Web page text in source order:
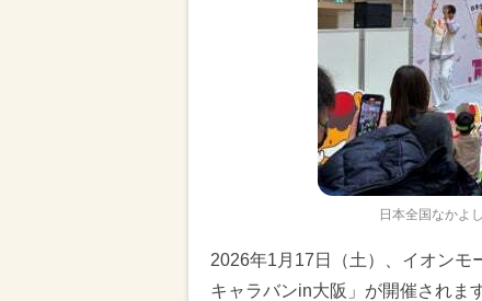
日本全国なかよ
2026年1月17日（土）、イオンモ
キャラバンin大阪」が開催されま